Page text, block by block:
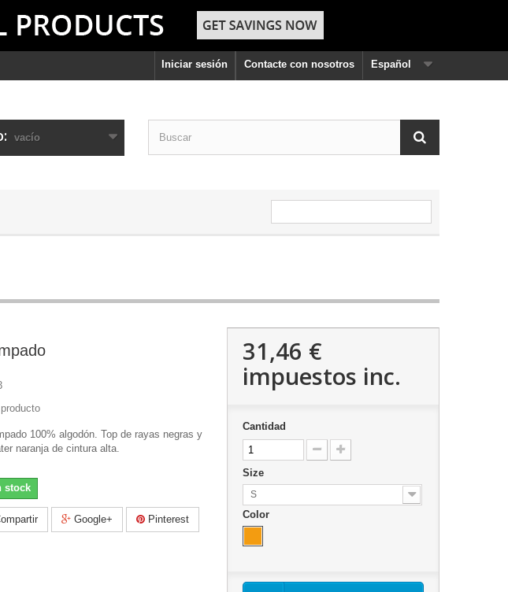
Español
Contacte con nosotros
Iniciar sesión
vacío
100% algodón. Top de rayas negras y
naranja de cintura alta.
stock
Google+ Pinterest
31,46 €
impuestos inc.
Cantidad
Size
S
Color